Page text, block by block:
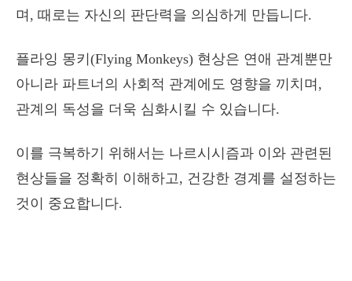
며, 때로는 자신의 판단력을 의심하게 만듭니다.
플라잉 몽키(Flying Monkeys) 현상은 연애 관계뿐만
아니라 파트너의 사회적 관계에도 영향을 끼치며,
관계의 독성을 더욱 심화시킬 수 있습니다.
이를 극복하기 위해서는 나르시시즘과 이와 관련된
현상들을 정확히 이해하고, 건강한 경계를 설정하는
것이 중요합니다.